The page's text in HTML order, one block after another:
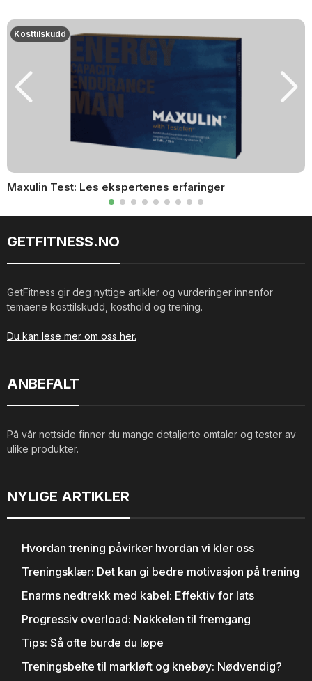
Maxulin Test: Les ekspertenes erfaringer
Kosttilskudd
GETFITNESS.NO
GetFitness gir deg nyttige artikler og vurderinger innenfor
temaene kosttilskudd, kosthold og trening.
Du kan lese mer om oss her.
ANBEFALT
På vår nettside finner du mange detaljerte omtaler og tester av
ulike produkter.
NYLIGE ARTIKLER
Hvordan trening påvirker hvordan vi kler oss
Treningsklær: Det kan gi bedre motivasjon på trening
Enarms nedtrekk med kabel: Effektiv for lats
Progressiv overload: Nøkkelen til fremgang
Tips: Så ofte burde du løpe
Treningsbelte til markløft og knebøy: Nødvendig?